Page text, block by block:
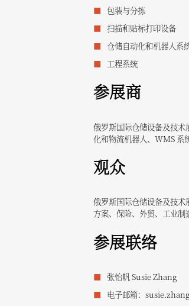
包装与分拣
扫描和贴标打印设备
仓储自动化和机器人系
工程系统
参展商
俄罗斯国际仓储设备及技
化和物流机器人、WMS 系
观众
俄罗斯国际仓储设备及技
方案、保险、外贸、工业
参展联络
张怡帆 Susie Zhang
电子邮箱：